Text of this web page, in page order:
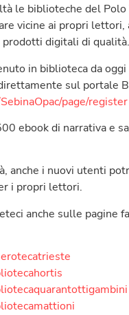
le biblioteche del
vicine ai propri
digitali di qualità.
in biblioteca da
sul portale
page/register
ebook di narrativa e
anche i nuovi utenti
i propri lettori.
anche sulle pagine